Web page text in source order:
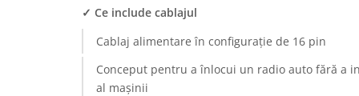
Rame adaptoare Subaru
Rame adaptoare Iveco
Rame adaptoare Smart
✓ Ce include cablajul
Cablaj alimentare în configurație de 16 pin
Conceput pentru a înlocui un radio auto fără a
al mașinii